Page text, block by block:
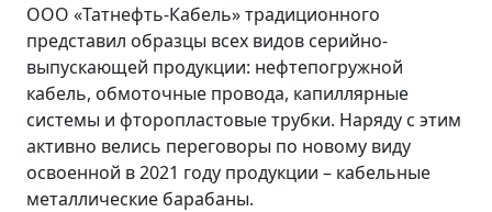
ООО «Татнефть-Кабель» традиционного
представил образцы всех видов серийно-
выпускающей продукции: нефтепогружной
кабель, обмоточные провода, капиллярные
системы и фторопластовые трубки. Наряду с этим
активно велись переговоры по новому виду
освоенной в 2021 году продукции – кабельные
металлические барабаны.